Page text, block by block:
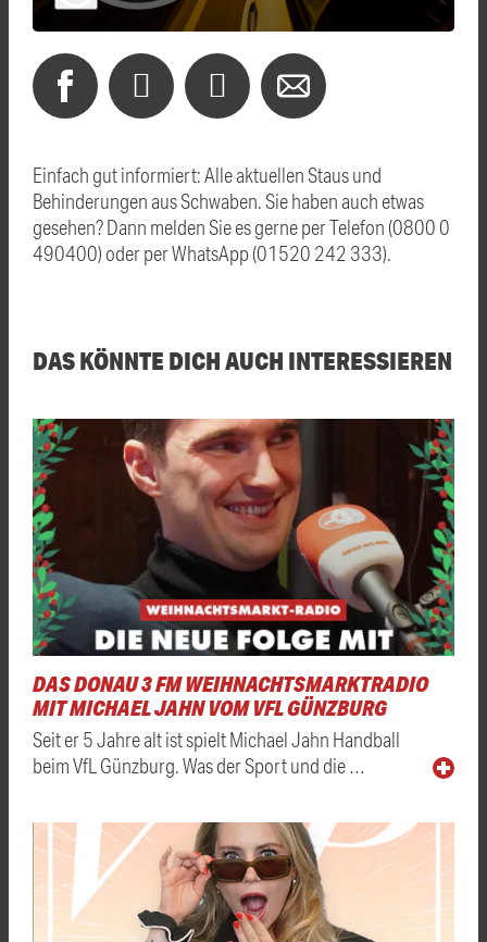
Einfach gut informiert: Alle aktuellen Staus und
Behinderungen aus Schwaben. Sie haben auch etwas
gesehen? Dann melden Sie es gerne per Telefon (0800 0
490400) oder per WhatsApp (01520 242 333).
DAS KÖNNTE DICH AUCH INTERESSIEREN
DAS DONAU 3 FM WEIHNACHTSMARKTRADIO
MIT MICHAEL JAHN VOM VFL GÜNZBURG
Seit er 5 Jahre alt ist spielt Michael Jahn Handball
beim VfL Günzburg. Was der Sport und die …